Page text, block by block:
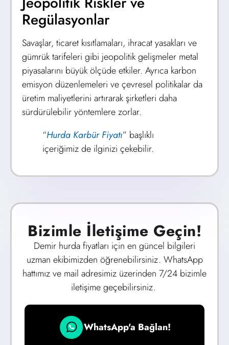
Bizimle İletişime Geçin!
Demir hurda fiyatları için en güncel bilgileri
uzman ekibimizden öğrenebilirsiniz. WhatsApp
hattımız ve mail adresimiz üzerinden 7/24 bizimle
iletişime geçebilirsiniz.
WhatsApp'a Bağlan!
Regülasyonlar
Savaşlar, ticaret kısıtlamaları, ihracat yasakları ve
gümrük tarifeleri gibi jeopolitik gelişmeler metal
piyasalarını büyük ölçüde etkiler. Ayrıca karbon
emisyon düzenlemeleri ve çevresel politikalar da
üretim maliyetlerini artırarak şirketleri daha
sürdürülebilir yöntemlere zorlar.
“Hurda Karbür Fiyatı” başlıklı
içeriğimiz de ilginizi çekebilir.